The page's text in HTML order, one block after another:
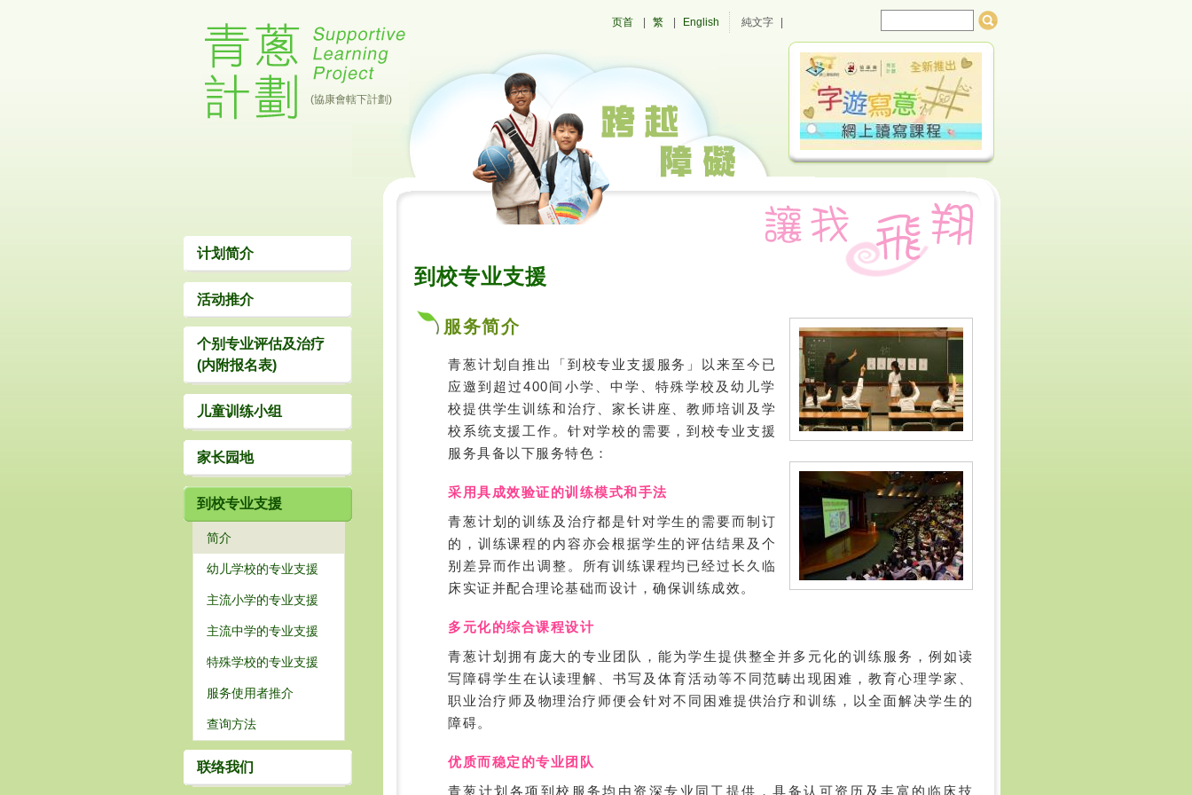
(協康會轄下計劃)
页首 繁 English 純文字
计划简介
活动推介
个别专业评估及治疗
(内附报名表)
儿童训练小组
家长园地
到校专业支援
简介
幼儿学校的专业支援
主流小学的专业支援
主流中学的专业支援
特殊学校的专业支援
服务使用者推介
查询方法
联络我们
到校专业支援
服务简介
青葱计划自推出「到校专业支援服务」以来至今已
应邀到超过400间小学、中学、特殊学校及幼儿学
校提供学生训练和治疗、家长讲座、教师培训及学
校系统支援工作。针对学校的需要，到校专业支援
服务具备以下服务特色：
采用具成效验证的训练模式和手法
青葱计划的训练及治疗都是针对学生的需要而制订
的，训练课程的内容亦会根据学生的评估结果及个
别差异而作出调整。所有训练课程均已经过长久临
床实证并配合理论基础而设计，确保训练成效。
多元化的综合课程设计
青葱计划拥有庞大的专业团队，能为学生提供整全并多元化的训练服务，例如读
写障碍学生在认读理解、书写及体育活动等不同范畴出现困难，教育心理学家、
职业治疗师及物理治疗师便会针对不同困难提供治疗和训练，以全面解决学生的
障碍。
优质而稳定的专业团队
青葱计划各项到校服务均由资深专业同工提供，具备认可资历及丰富的临床技